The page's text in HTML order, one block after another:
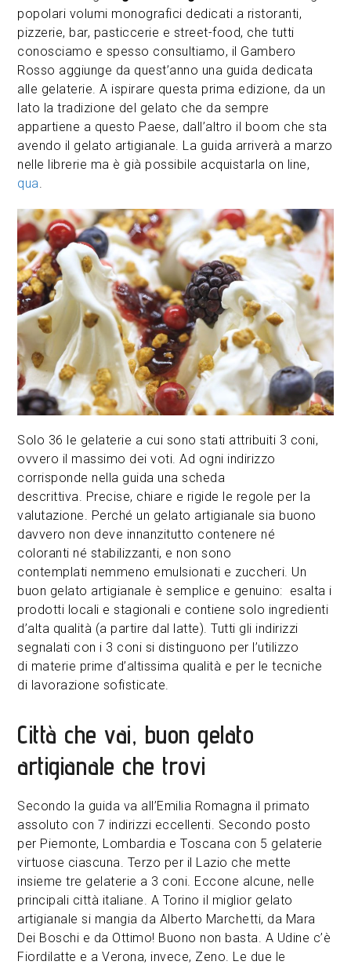
popolari volumi monografici dedicati a ristoranti,
pizzerie, bar, pasticcerie e street-food, che tutti
conosciamo e spesso consultiamo, il Gambero
Rosso aggiunge da quest’anno una guida dedicata
alle gelaterie. A ispirare questa prima edizione, da un
lato la tradizione del gelato che da sempre
appartiene a questo Paese, dall’altro il boom che sta
avendo il gelato artigianale. La guida arriverà a marzo
nelle librerie ma è già possibile acquistarla on line,
qua.
Solo 36 le gelaterie a cui sono stati attribuiti 3 coni,
ovvero il massimo dei voti. Ad ogni indirizzo
corrisponde nella guida una scheda
descrittiva. Precise, chiare e rigide le regole per la
valutazione. Perché un gelato artigianale sia buono
davvero non deve innanzitutto contenere né
coloranti né stabilizzanti, e non sono
contemplati nemmeno emulsionati e zuccheri. Un
buon gelato artigianale è semplice e genuino: esalta i
prodotti locali e stagionali e contiene solo ingredienti
d’alta qualità (a partire dal latte). Tutti gli indirizzi
segnalati con i 3 coni si distinguono per l’utilizzo
di materie prime d’altissima qualità e per le tecniche
di lavorazione sofisticate.
Città che vai, buon gelato
artigianale che trovi
Secondo la guida va all’Emilia Romagna il primato
assoluto con 7 indirizzi eccellenti. Secondo posto
per Piemonte, Lombardia e Toscana con 5 gelaterie
virtuose ciascuna. Terzo per il Lazio che mette
insieme tre gelaterie a 3 coni. Eccone alcune, nelle
principali città italiane. A Torino il miglior gelato
artigianale si mangia da Alberto Marchetti, da Mara
Dei Boschi e da Ottimo! Buono non basta. A Udine c’è
Fiordilatte e a Verona, invece, Zeno. Le due le